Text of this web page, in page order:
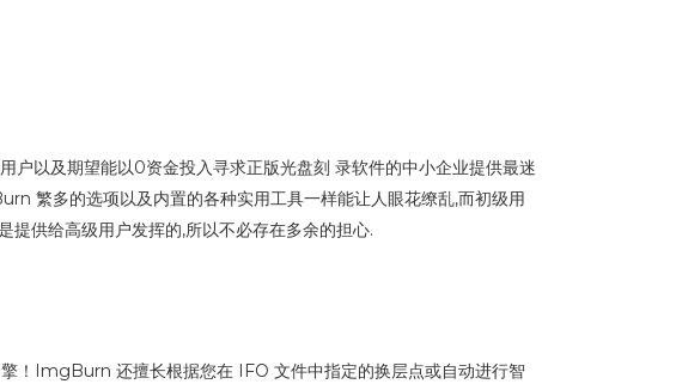
以及期望能以0资金投入寻求正版光盘刻 录软件的中小企业提供最迷
繁多的选项以及内置的各种实用工具一样能让人眼花缭乱,而初级用
提供给高级用户发挥的,所以不必存在多余的担心.
！ImgBurn 还擅长根据您在 IFO 文件中指定的换层点或自动进行智